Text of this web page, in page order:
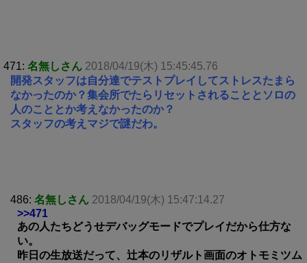
471: 名無しさん 2018/04/19(木) 15:45:45.76
開発スタッフは自分達でテストプレイしてストレスたまら
なかったのか？集会所でたらリセットされることとソロの
人のこととか考えなかったのか？
スタッフの考えマジで謎だわ。
486: 名無しさん 2018/04/19(木) 15:47:14.27
>>471
あの人たちどうせデバッグモードでプレイだから仕方な
い。
昨日の生放送だって、辻本のリザルト画面のオトモミツム